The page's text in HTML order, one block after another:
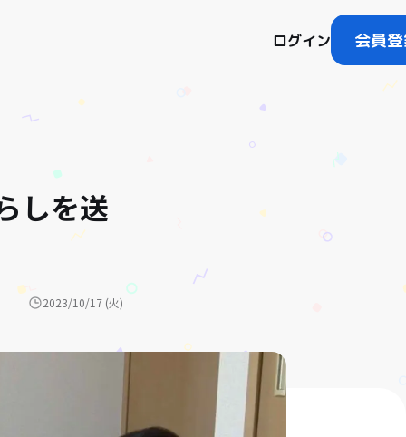
ログイン 会員
しを送
2023/10/17 (火)